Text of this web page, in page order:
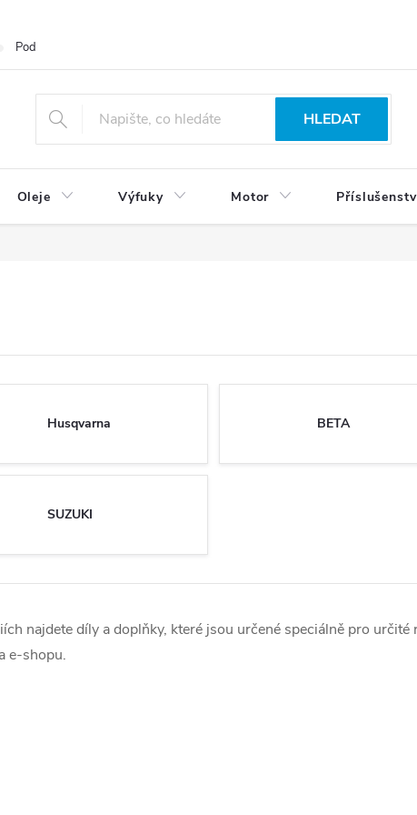
Podmínky ochrany osobních údajů
HLEDAT
Oleje Výfuky Motor
Husqvarna BETA
SUZUKI
najdete díly a doplňky, které jsou určené speciálně pro
e-shopu.